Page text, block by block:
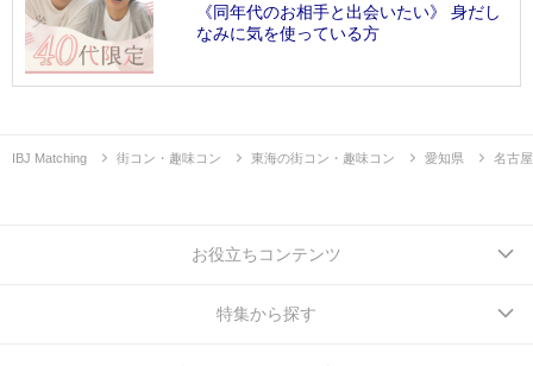
《同年代のお相手と出会いたい》 身だし
なみに気を使っている方
IBJ Matching 街コン・趣味コン 東海の街コン・趣味コン 愛知県 名古屋
お役立ちコンテンツ
特集から探す